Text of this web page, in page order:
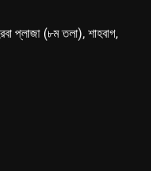
প্লাজা (৮ম তলা), শাহবাগ,